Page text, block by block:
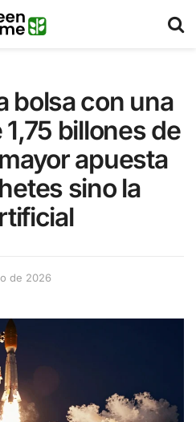
bolsa con una
billones de
apuesta
sino la
de 2026